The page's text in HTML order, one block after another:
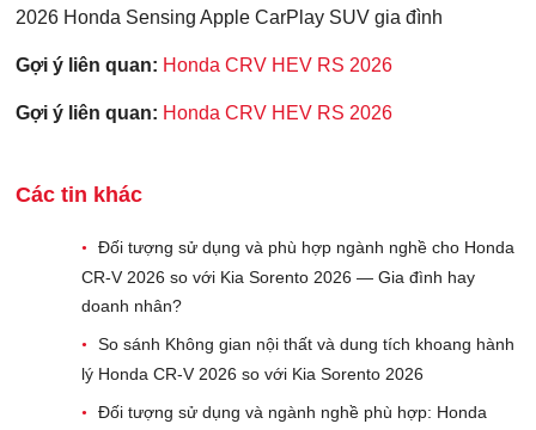
2026 Honda Sensing Apple CarPlay SUV gia đình
Gợi ý liên quan: Honda CRV HEV RS 2026
Gợi ý liên quan: Honda CRV HEV RS 2026
Các tin khác
•
Đối tượng sử dụng và phù hợp ngành nghề cho Honda
CR-V 2026 so với Kia Sorento 2026 — Gia đình hay
doanh nhân?
•
So sánh Không gian nội thất và dung tích khoang hành
lý Honda CR-V 2026 so với Kia Sorento 2026
•
Đối tượng sử dụng và ngành nghề phù hợp: Honda